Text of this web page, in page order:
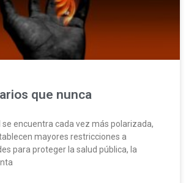
que nunca
se encuentra cada vez más polarizada,
mayores restricciones a
para proteger la salud pública, la